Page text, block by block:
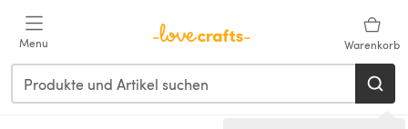
Menu Warenkorb